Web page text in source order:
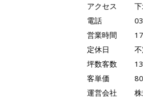
アクセス
電話
営業時間
定休日
坪数客数
客単価
運営会社